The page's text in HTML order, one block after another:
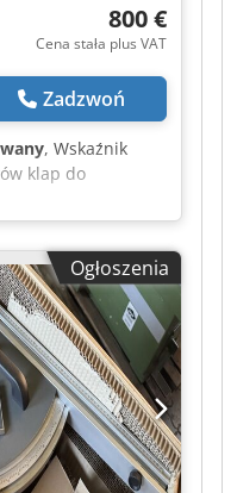
800 €
Cena stała plus VAT
Zadzwoń
, Wskaźnik
klap do
Aa Rek
Ogłoszenia